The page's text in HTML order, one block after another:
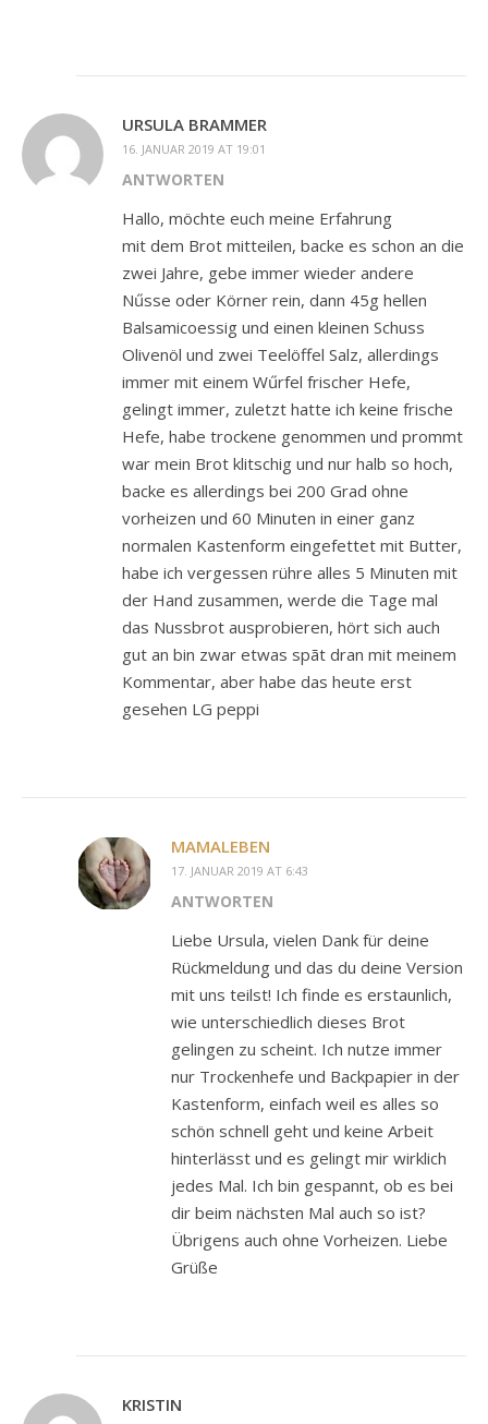
URSULA BRAMMER
16. JANUAR 2019 AT 19:01
ANTWORTEN
Hallo, möchte euch meine Erfahrung
mit dem Brot mitteilen, backe es schon an die
zwei Jahre, gebe immer wieder andere
Nűsse oder Körner rein, dann 45g hellen
Balsamicoessig und einen kleinen Schuss
Olivenöl und zwei Teelöffel Salz, allerdings
immer mit einem Wűrfel frischer Hefe,
gelingt immer, zuletzt hatte ich keine frische
Hefe, habe trockene genommen und prommt
war mein Brot klitschig und nur halb so hoch,
backe es allerdings bei 200 Grad ohne
vorheizen und 60 Minuten in einer ganz
normalen Kastenform eingefettet mit Butter,
habe ich vergessen rühre alles 5 Minuten mit
der Hand zusammen, werde die Tage mal
das Nussbrot ausprobieren, hört sich auch
gut an bin zwar etwas spãt dran mit meinem
Kommentar, aber habe das heute erst
gesehen LG peppi
MAMALEBEN
17. JANUAR 2019 AT 6:43
ANTWORTEN
Liebe Ursula, vielen Dank für deine
Rückmeldung und das du deine Version
mit uns teilst! Ich finde es erstaunlich,
wie unterschiedlich dieses Brot
gelingen zu scheint. Ich nutze immer
nur Trockenhefe und Backpapier in der
Kastenform, einfach weil es alles so
schön schnell geht und keine Arbeit
hinterlässt und es gelingt mir wirklich
jedes Mal. Ich bin gespannt, ob es bei
dir beim nächsten Mal auch so ist?
Übrigens auch ohne Vorheizen. Liebe
Grüße
KRISTIN